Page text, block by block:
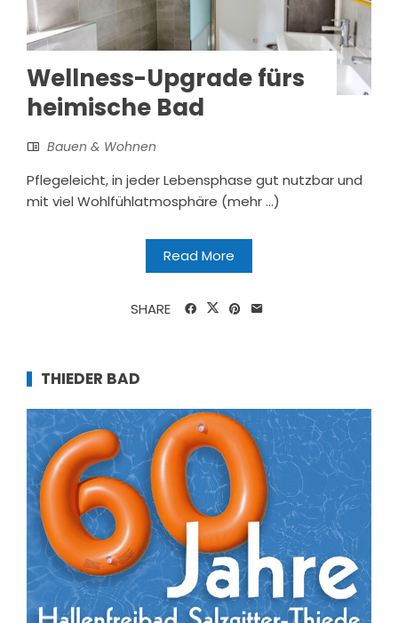
Wellness-Upgrade fürs
heimische Bad
Bauen & Wohnen
Pflegeleicht, in jeder Lebensphase gut nutzbar und
mit viel Wohlfühlatmosphäre (mehr …)
Read More
SHARE
THIEDER BAD